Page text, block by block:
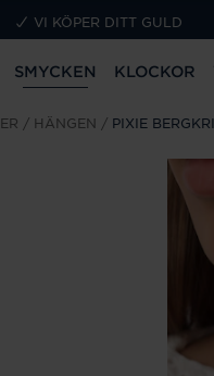
VI KÖPER DITT GULD
SMYCKEN KLOCKOR
HÄNGEN PIXIE